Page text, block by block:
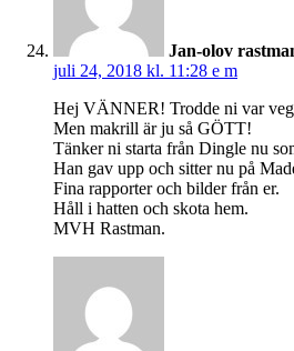
Jan-olov
juli 24, 2018 kl. 11:28 e m
Hej VÄNNER! Trodde ni var
Men makrill är ju så GÖTT!
Tänker ni starta från Dingle nu
Han gav upp och sitter nu på
Fina rapporter och bilder från er.
Håll i hatten och skota hem.
MVH Rastman.